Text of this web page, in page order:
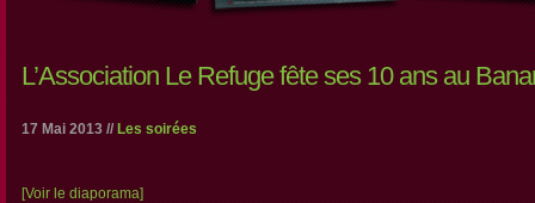
L’Association Le Refuge fête ses 10 ans au
17 Mai 2013 // Les soirées
[Voir le diaporama]